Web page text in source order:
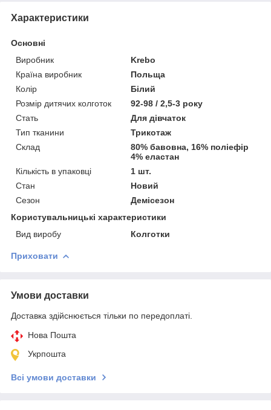
Характеристики
Основні
Виробник
Krebo
Країна виробник
Польща
Колір
Білий
Розмір дитячих колготок
92-98 / 2,5-3 року
Стать
Для дівчаток
Тип тканини
Трикотаж
Склад
80% бавовна, 16% поліефір
4% еластан
Кількість в упаковці
1 шт.
Стан
Новий
Сезон
Демісезон
Користувальницькі характеристики
Вид виробу
Колготки
Приховати
Умови доставки
Доставка здійснюється тільки по передоплаті.
Нова Пошта
Укрпошта
Всі умови доставки